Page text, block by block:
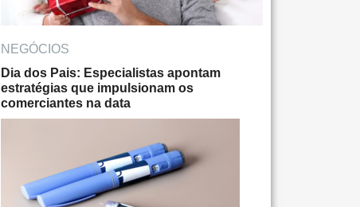
NEGÓCIOS
Dia dos Pais: Especialistas apontam
estratégias que impulsionam os
comerciantes na data